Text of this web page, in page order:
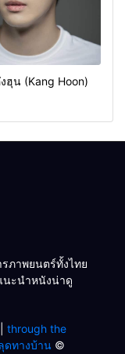
ฮุน (Kang Hoon)
ภาพยนตร์ทั้งไทย
นะนำหนังน่าดู
through the
ดทางบ้าน ©